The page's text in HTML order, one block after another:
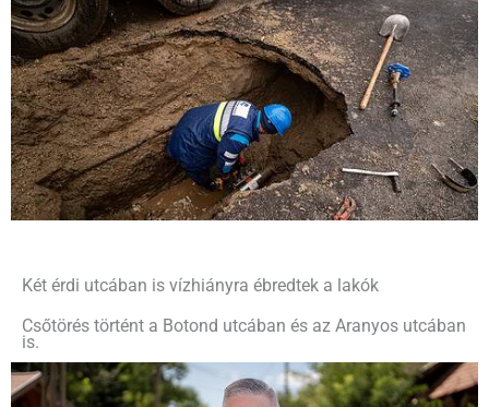
Két érdi utcában is vízhiányra ébredtek a lakók
Csőtörés történt a Botond utcában és az Aranyos utcában
is.